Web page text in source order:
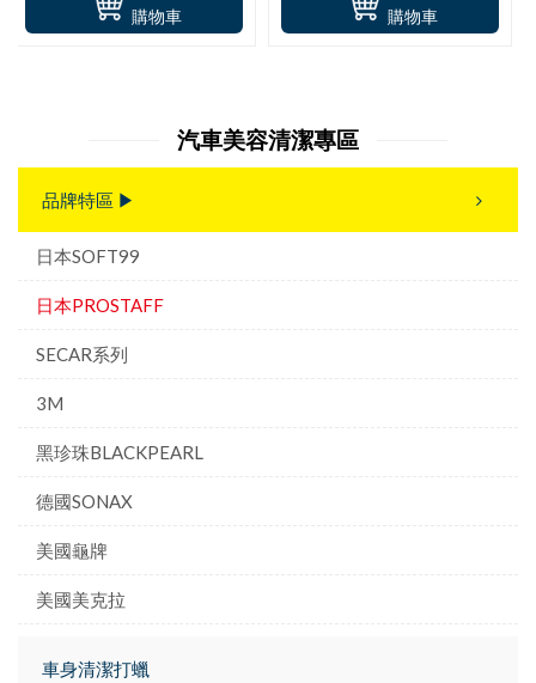
購物車 購物車
汽車美容清潔專區
品牌特區 ▶
日本SOFT99
日本PROSTAFF
SECAR系列
3M
黑珍珠BLACKPEARL
德國SONAX
美國龜牌
美國美克拉
車身清潔打蠟